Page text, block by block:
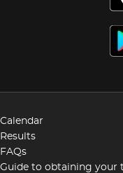
Calendar
Results
FAQs
Guide to obtaining your